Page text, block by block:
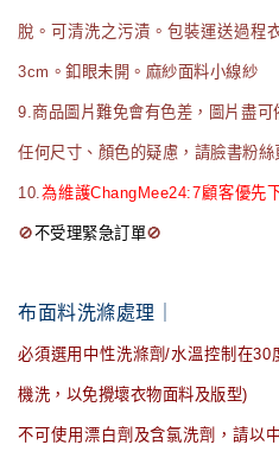
脫。可清洗之污漬。包裝運送過程
3cm。釦眼未開。麻紗面料小線紗
9.商品圖片難免會有色差，圖片盡
任何尺寸、顏色的疑慮，請臉書粉絲
10. 為維護ChangMee24:7顧客優先
🚫不受理緊急訂單🚫
布面料洗滌處理｜
必須選用中性洗滌劑/水溫控制在
機洗，以免攪壞衣物面料及版型)
不可使用漂白劑及含氯洗劑，請以